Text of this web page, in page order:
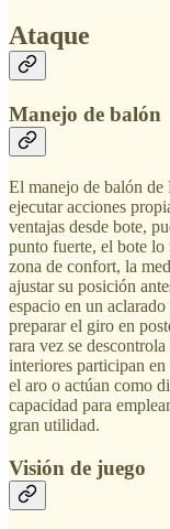
Ataque
Manejo de balón
El manejo de balón de
ejecutar acciones
ventajas desde bote,
punto fuerte, el bote lo
zona de confort, la
ajustar su posición
espacio en un
preparar el giro en
rara vez se
interiores participan en
el aro o actúan como
capacidad para
gran utilidad.
Visión de juego